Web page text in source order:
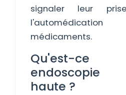
signaler leur
médicaments.
Qu'est-
endoscopie
haute ?